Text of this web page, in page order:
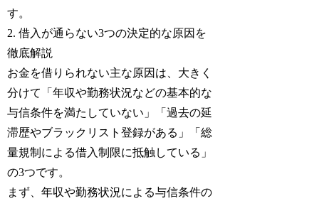
す。
2. 借入が通らない3つの決定的な原因を
徹底解説
お金を借りられない主な原因は、大きく
分けて「年収や勤務状況などの基本的な
与信条件を満たしていない」「過去の延
滞歴やブラックリスト登録がある」「総
量規制による借入制限に抵触している」
の3つです。
まず、年収や勤務状況による与信条件の